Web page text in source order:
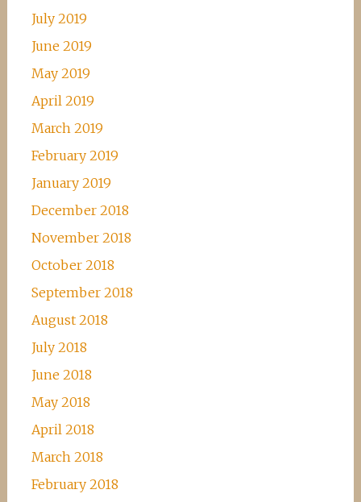
July 2019
June 2019
May 2019
April 2019
March 2019
February 2019
January 2019
December 2018
November 2018
October 2018
September 2018
August 2018
July 2018
June 2018
May 2018
April 2018
March 2018
February 2018